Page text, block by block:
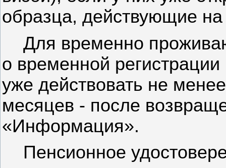
образца, действующие
Для временно
о временной
уже действовать не
месяцев - после
«Информация».
Пенсионное